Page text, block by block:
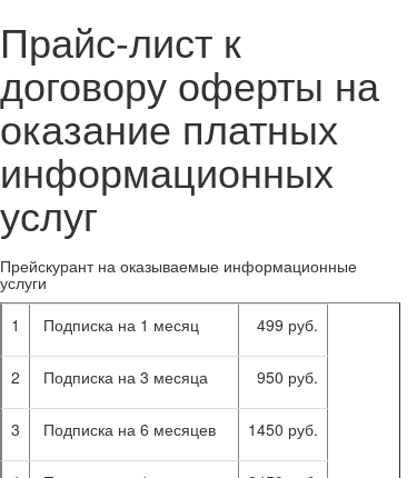
Прайс-лист к
договору оферты на
оказание платных
информационных
услуг
Прейскурант на оказываемые информационные
услуги
1
Подписка на 1 месяц 499 руб.
2 Подписка на 3 месяца 950 руб.
3 Подписка на 6 месяцев 1450 руб.